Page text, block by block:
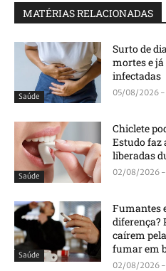
MATÉRIAS RELACIONADAS
Saúde
Surto de
mortes e
infectadas
05/08/2026 -
Saúde
Chiclete
Estudo faz
liberadas
02/08/2026 -
Saúde
Fumantes
diferença?
caírem
fumar em
02/08/2026 -